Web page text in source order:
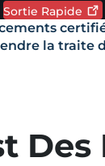
langue. Langue
Sortie Rapide
la traite
Des